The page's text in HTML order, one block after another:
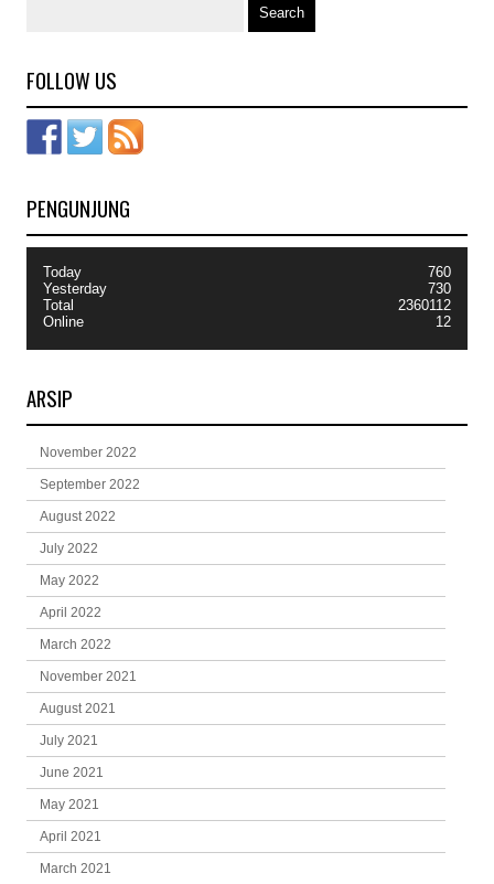
FOLLOW US
PENGUNJUNG
Today
Yesterday
Total
Online
760
730
2360112
12
ARSIP
November 2022
September 2022
August 2022
July 2022
May 2022
April 2022
March 2022
November 2021
August 2021
July 2021
June 2021
May 2021
April 2021
March 2021